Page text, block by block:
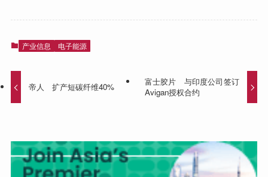
产业信息 电子能源
帝人 扩产短碳纤维40%
富士胶片 与印度公司签订
Avigan授权合约